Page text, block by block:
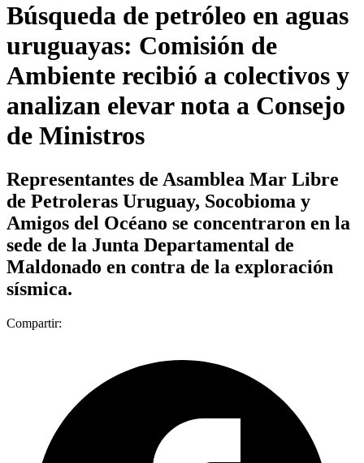
Búsqueda de petróleo en aguas
uruguayas: Comisión de
Ambiente recibió a colectivos y
analizan elevar nota a Consejo
de Ministros
Representantes de Asamblea Mar Libre
de Petroleras Uruguay, Socobioma y
Amigos del Océano se concentraron en la
sede de la Junta Departamental de
Maldonado en contra de la exploración
sísmica.
Compartir: